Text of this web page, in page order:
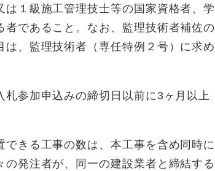
１級施工管理技士等の国家資格者、学
であること。なお、監理技術者補佐の
、監理技術者（専任特例２号）に求め
参加申込みの締切日以前に3ヶ月以上
きる工事の数は、本工事を含め同時に
発注者が、同一の建設業者と締結する